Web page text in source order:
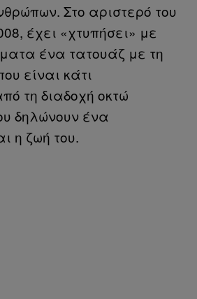
Στο αριστερό του
έχει «χτυπήσει» με
ένα τατουάζ με τη
είναι κάτι
τη διαδοχή οκτώ
δηλώνουν ένα
η ζωή του.